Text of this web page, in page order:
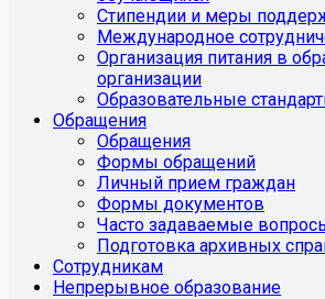
Стипендии и меры
Международное
Организация питания в
организации
Образовательные
Обращения
Обращения
Формы обращений
Личный прием граждан
Формы документов
Часто задаваемые
Подготовка архивных
Сотрудникам
Непрерывное образование